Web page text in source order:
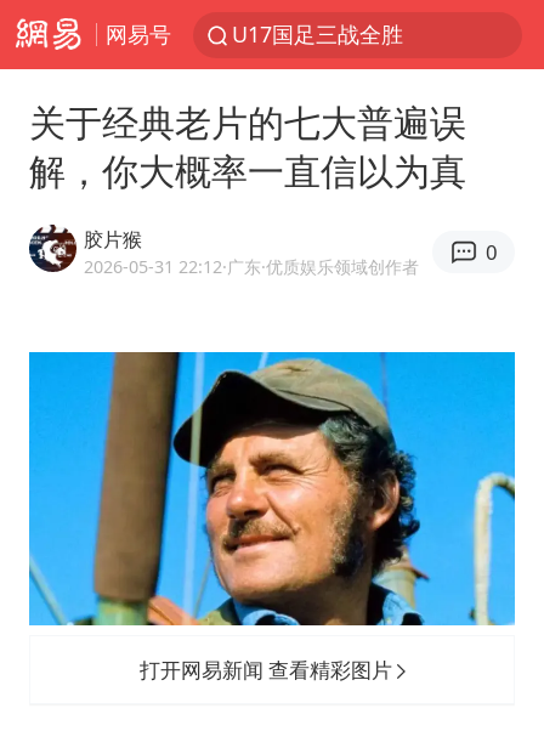
网易号
U17国足三战全胜
台风白海豚登陆地点更新
看守所辅警收受10万获刑1年
台风白海豚进入48小时警戒线
佛得角门将亮相智利俱乐部主场
首次证实！“胶球”存在
关于经典老片的七大普遍误
解，你大概率一直信以为真
胶片猴
2026-05-31 22:12·广东·优质娱乐领域创作者
0
打开网易新闻 查看精彩图片